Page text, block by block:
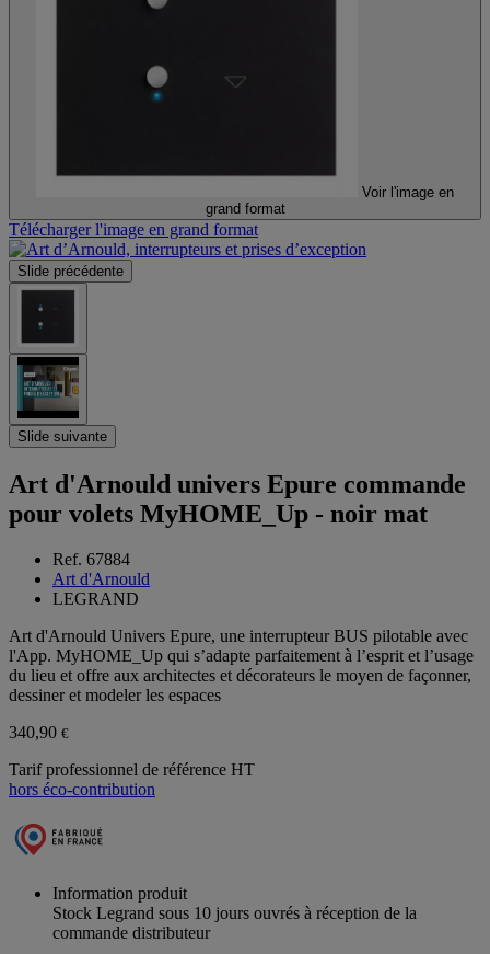
Voir l'image en
grand format
Télécharger l'image en grand format
Slide précédente
Slide suivante
Art d'Arnould univers Epure commande
pour volets MyHOME_Up - noir mat
Ref. 67884
Art d'Arnould
LEGRAND
Art d'Arnould Univers Epure, une interrupteur BUS pilotable avec
l'App. MyHOME_Up qui s’adapte parfaitement à l’esprit et l’usage
du lieu et offre aux architectes et décorateurs le moyen de façonner,
dessiner et modeler les espaces
340,90 €
Tarif professionnel de référence HT
hors éco-contribution
Information produit
Stock Legrand sous 10 jours ouvrés à réception de la
commande distributeur